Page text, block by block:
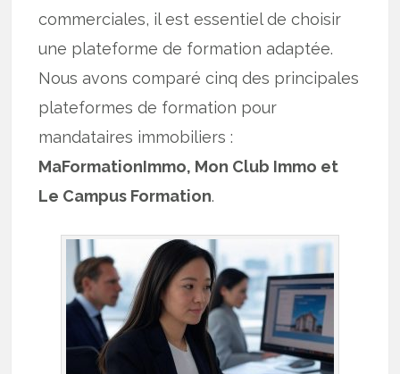
commerciales, il est essentiel de choisir
une plateforme de formation adaptée.
Nous avons comparé cinq des principales
plateformes de formation pour
mandataires immobiliers :
MaFormationImmo, Mon Club Immo et
Le Campus Formation.